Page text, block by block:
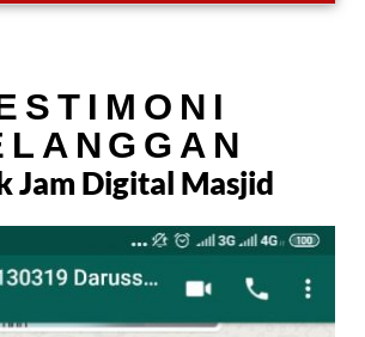
Jam Digital Masjid